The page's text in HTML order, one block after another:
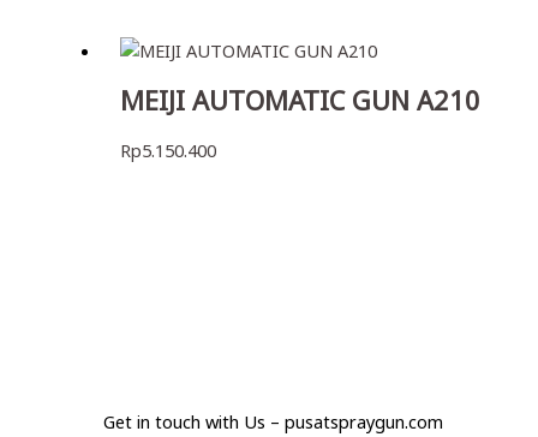
MEIJI AUTOMATIC GUN A210
Rp5.150.400
Get in touch with Us – pusatspraygun.com